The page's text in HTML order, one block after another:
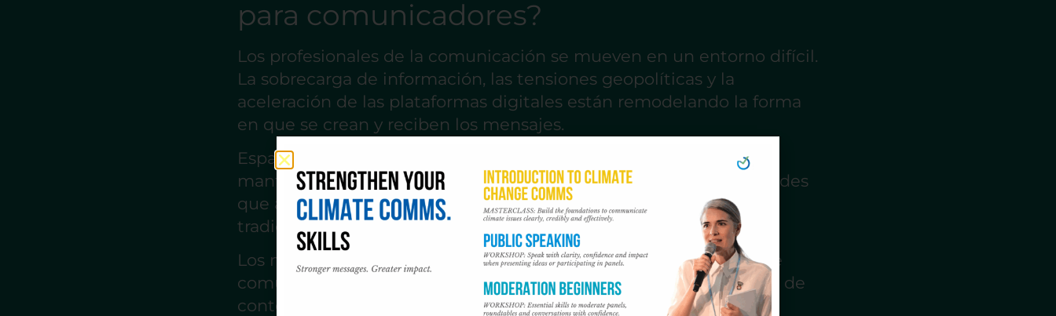
para comunicadores?
Los profesionales de la comunicación se mueven en un entorno difícil.
La sobrecarga de información, las tensiones geopolíticas y la
aceleración de las plataformas digitales están remodelando la forma
en que se crean y reciben los mensajes.
Espacios como esta comunidad ayudan a los profesionales a
mantenerse al día, compartir experiencias y encontrar oportunidades
que a menudo son invisibles en las búsquedas de empleo
tradicionales o en los directorios profesionales.
Los miembros proceden de diversos ámbitos, como los medios de
comunicación, la comunicación sobre sostenibilidad, la estrategia de
contenidos, las relaciones públicas y la comunicación de eventos.